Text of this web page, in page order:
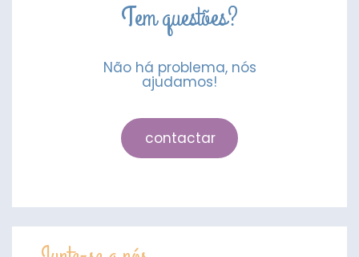
Tem questões?
Não há problema, nós
ajudamos!
contactar